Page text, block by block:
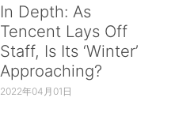
In Depth: As
Tencent Lays Off
Staff, Is Its ‘Winter’
Approaching?
2022年04月01日